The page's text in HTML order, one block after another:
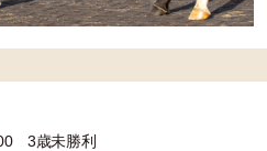
3歳未勝利